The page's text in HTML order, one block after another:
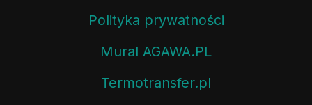
Polityka prywatności
Mural AGAWA.PL
Termotransfer.pl